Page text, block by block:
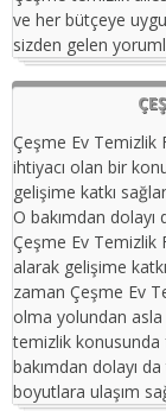
ve her bütçeye
sizden gelen
Çeşme Ev Temizlik
ihtiyacı olan bir
gelişime katkı
O bakımdan
Çeşme Ev Temizlik
alarak gelişime
zaman Çeşme Ev
olma yolundan asla
temizlik konusunda
bakımdan dolayı
boyutlara ulaşım